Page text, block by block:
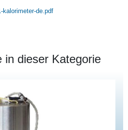
kalorimeter-de.pdf
in dieser Kategorie